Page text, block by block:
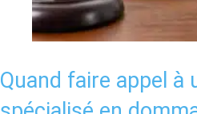
Quand faire appel à